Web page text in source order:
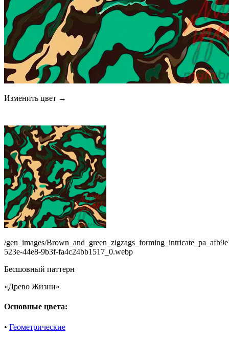
Изменить цвет →
/gen_images/
523e-44e8-9b3f-fa4c24bb1517_0.webp
Бесшовный паттерн
«Древо Жизни»
Основные цвета:
• Геометрические